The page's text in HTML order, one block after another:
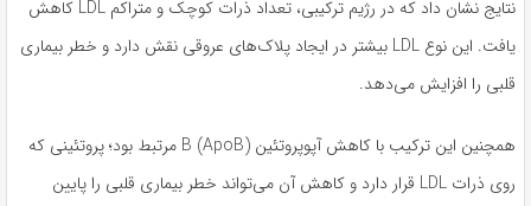
نتایج نشان داد که در رژیم ترکیبی، تعداد ذرات کوچک و متراکم LDL کاهش
یافت. این نوع LDL بیشتر در ایجاد پلاک‌های عروقی نقش دارد و خطر بیماری
قلبی را افزایش می‌دهد.
همچنین این ترکیب با کاهش آپوپروتئین B (ApoB) مرتبط بود؛ پروتئینی که
روی ذرات LDL قرار دارد و کاهش آن می‌تواند خطر بیماری قلبی را پایین